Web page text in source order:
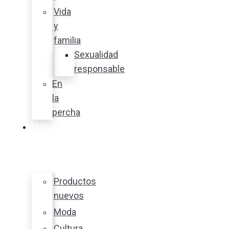
Vida
y
familia
Sexualidad
responsable
En
la
percha
Productos
nuevos
Moda